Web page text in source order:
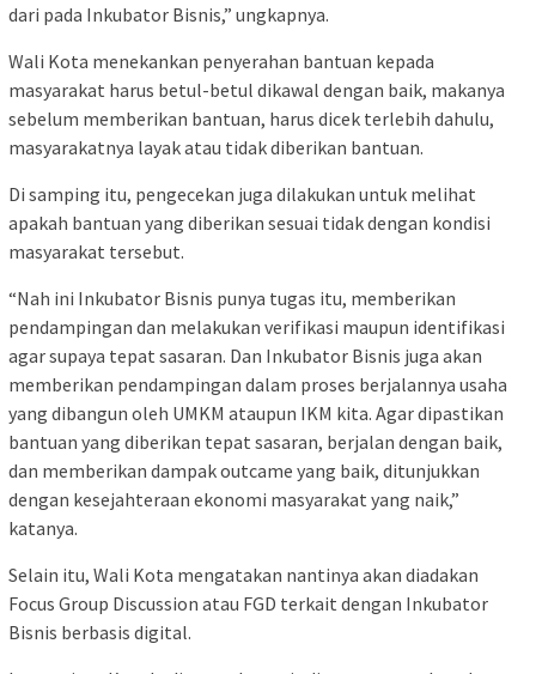
dari pada Inkubator Bisnis,” ungkapnya.
Wali Kota menekankan penyerahan bantuan kepada
masyarakat harus betul-betul dikawal dengan baik, makanya
sebelum memberikan bantuan, harus dicek terlebih dahulu,
masyarakatnya layak atau tidak diberikan bantuan.
Di samping itu, pengecekan juga dilakukan untuk melihat
apakah bantuan yang diberikan sesuai tidak dengan kondisi
masyarakat tersebut.
“Nah ini Inkubator Bisnis punya tugas itu, memberikan
pendampingan dan melakukan verifikasi maupun identifikasi
agar supaya tepat sasaran. Dan Inkubator Bisnis juga akan
memberikan pendampingan dalam proses berjalannya usaha
yang dibangun oleh UMKM ataupun IKM kita. Agar dipastikan
bantuan yang diberikan tepat sasaran, berjalan dengan baik,
dan memberikan dampak outcame yang baik, ditunjukkan
dengan kesejahteraan ekonomi masyarakat yang naik,”
katanya.
Selain itu, Wali Kota mengatakan nantinya akan diadakan
Focus Group Discussion atau FGD terkait dengan Inkubator
Bisnis berbasis digital.